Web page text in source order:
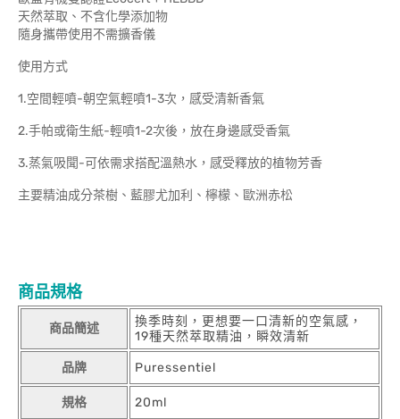
天然萃取、不含化學添加物
隨身攜帶使用不需擴香儀
使用方式
1.空間輕噴-朝空氣輕噴1-3次，感受清新香氣
2.手帕或衛生紙-輕噴1-2次後，放在身邊感受香氣
3.蒸氣吸聞-可依需求搭配溫熱水，感受釋放的植物芳香
主要精油成分茶樹、藍膠尤加利、檸檬、歐洲赤松
商品規格
商品簡述
換季時刻，更想要一口清新的空氣感，
19種天然萃取精油，瞬效清新
品牌 Puressentiel
規格 20ml